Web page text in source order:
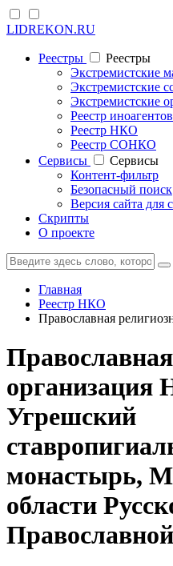
LIDREKON.RU
Реестры
Реестры
Экстремистские
Экстремистские
Экстремистские
Реестр иноагентов
Реестр НКО
Реестр СОНКО
Cервисы
Cервисы
Контент-фильтр
Безопасный поиск
Версия сайта для
Скрипты
О проекте
Главная
Реестр НКО
Православная
организация
Угрешский
монастырь,
области